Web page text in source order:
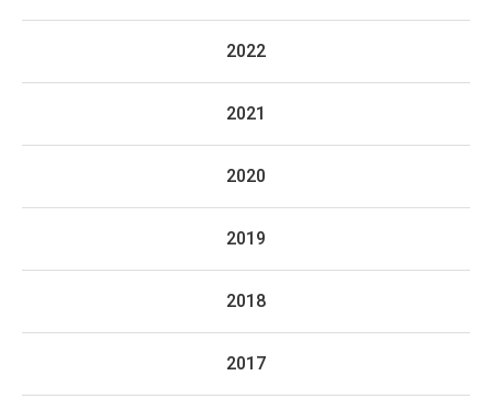
2022
2021
2020
2019
2018
2017